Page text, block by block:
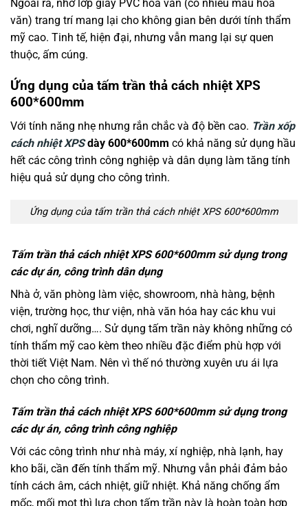
Ngoài ra, nhờ lớp giấy PVC hoa văn (có nhiều mẫu hoa
văn) trang trí mang lại cho không gian bên dưới tính thẩm
mỹ cao. Tinh tế, hiện đại, nhưng vẫn mang lại sự quen
thuộc, ấm cúng.
Ứng dụng của tấm trần thả cách nhiệt XPS
600*600mm
Với tính năng nhẹ nhưng rắn chắc và độ bền cao. Trần xốp
cách nhiệt XPSdày 600*600mm có khả năng sử dụng hầu
hết các công trình công nghiệp và dân dụng làm tăng tính
hiệu quả sử dụng cho công trình.
Ứng dụng của tấm trần thả cách nhiệt XPS 600*600mm
Tấm trần thả cách nhiệt XPS 600*600mm sử dụng trong
các dự án, công trình dân dụng
Nhà ở, văn phòng làm việc, showroom, nhà hàng, bệnh
viện, trường học, thư viện, nhà văn hóa hay các khu vui
chơi, nghĩ dưỡng…. Sử dụng tấm trần này không những có
tính thẩm mỹ cao kèm theo nhiều đặc điểm phù hợp với
thời tiết Việt Nam. Nên vì thế nó thường xuyên ưu ái lựa
chọn cho công trình.
Tấm trần thả cách nhiệt XPS 600*600mm sử dụng trong
các dự án, công trình công nghiệp
Với các công trình như nhà máy, xí nghiệp, nhà lạnh, hay
kho bãi, cần đến tính thẩm mỹ. Nhưng vẫn phải đảm bảo
tính cách âm, cách nhiệt, giữ nhiệt. Khả năng chống ẩm
mốc, mối mọt thì lựa chọn tấm trần này là hoàn toàn hợp